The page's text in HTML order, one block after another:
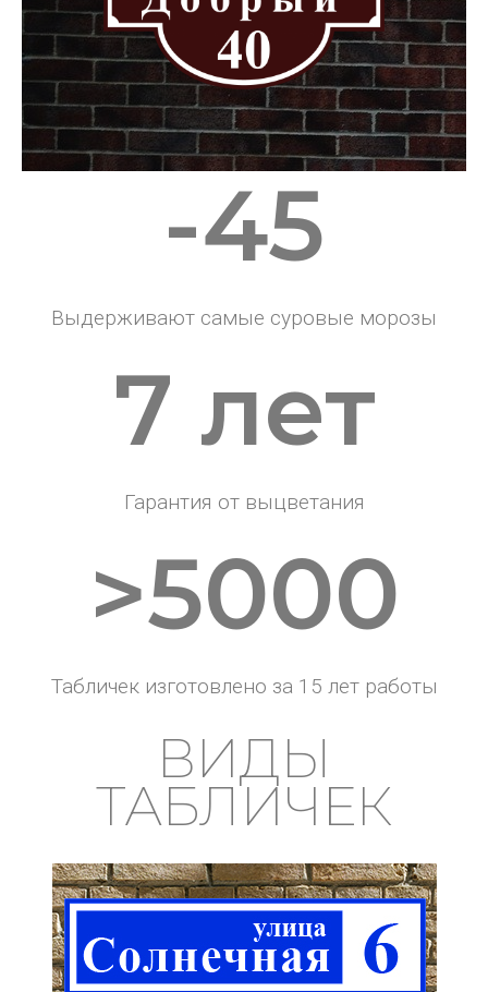
-45
Выдерживают самые суровые морозы
7 лет
Гарантия от выцветания
>5000
Табличек изготовлено за 15 лет работы
ВИДЫ
ТАБЛИЧЕК